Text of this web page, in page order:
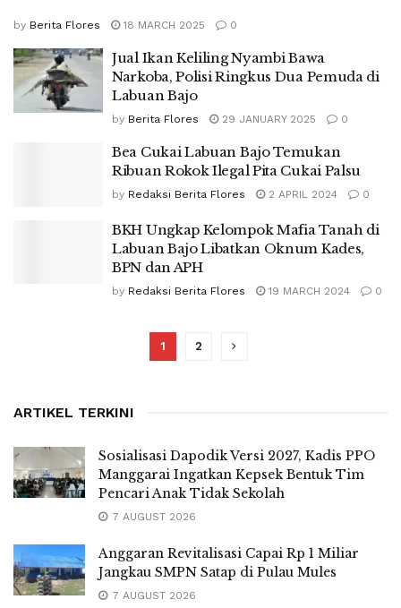
by Berita Flores 18 MARCH 2025 0
Jual Ikan Keliling Nyambi Bawa
Narkoba, Polisi Ringkus Dua Pemuda di
Labuan Bajo
by Berita Flores 29 JANUARY 2025 0
Bea Cukai Labuan Bajo Temukan
Ribuan Rokok Ilegal Pita Cukai Palsu
by Redaksi Berita Flores 2 APRIL 2024 0
BKH Ungkap Kelompok Mafia Tanah di
Labuan Bajo Libatkan Oknum Kades,
BPN dan APH
by Redaksi Berita Flores 19 MARCH 2024 0
1 2
ARTIKEL TERKINI
Sosialisasi Dapodik Versi 2027, Kadis PPO
Manggarai Ingatkan Kepsek Bentuk Tim
Pencari Anak Tidak Sekolah
7 AUGUST 2026
Anggaran Revitalisasi Capai Rp 1 Miliar
Jangkau SMPN Satap di Pulau Mules
7 AUGUST 2026